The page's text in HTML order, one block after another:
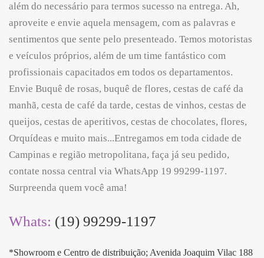
além do necessário para termos sucesso na entrega. Ah,
aproveite e envie aquela mensagem, com as palavras e
sentimentos que sente pelo presenteado. Temos motoristas
e veículos próprios, além de um time fantástico com
profissionais capacitados em todos os departamentos.
Envie Buquê de rosas, buquê de flores, cestas de café da
manhã, cesta de café da tarde, cestas de vinhos, cestas de
queijos, cestas de aperitivos, cestas de chocolates, flores,
Orquídeas e muito mais...Entregamos em toda cidade de
Campinas e região metropolitana, faça já seu pedido,
contate nossa central via WhatsApp 19 99299-1197.
Surpreenda quem você ama!
Whats: (19) 99299-1197
*Showroom e Centro de distribuição; Avenida Joaquim Vilac 188